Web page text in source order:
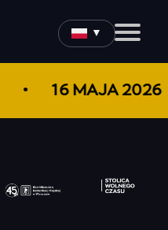
▼
16 MAJA 2026